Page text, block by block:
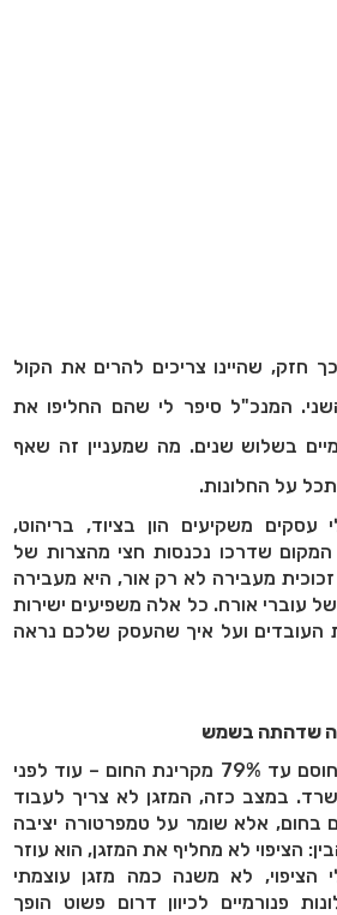
חזק, שהיינו צריכים להרים את הקול
המנכ"ל סיפר לי שהם החליפו את
בשלוש שנים. מה שמעניין זה שאף
על החלונות.
משקיעים הון בציוד, בריהוט,
המקום שדרכו נכנסות חצי מהצרות של
מעבירה לא רק אור, היא מעבירה
עוברי אורח. כל אלה משפיעים ישירות
העובדים ועל איך שהעסק שלכם נראה
שדהתה בשמש
חוסם עד 79% מקרינת החום – עוד לפני
במצב כזה, המזגן לא צריך לעבוד
אלא שומר על טמפרטורה יציבה
הציפוי לא מחליף את המזגן, הוא עוזר
הציפוי, לא משנה כמה מזגן עוצמתי
פנורמיים לכיוון דרום פשוט הופך